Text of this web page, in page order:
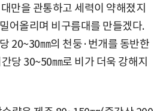
만을 관통하고 세력이 약해졌지
어올리며 비구름대를 만들겠다.
20~30㎜의 천둥·번개를 동반한
당 30~50㎜로 비가 더욱 강해지